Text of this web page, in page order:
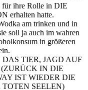
für ihre Rolle in DIE
erhalten hatte.
am trinken und in
soll ja auch im wahren
in größeren
DAS TIER, JAGD AUF
(ZURÜCK IN DIE
IST WIEDER DIE
SEELEN)